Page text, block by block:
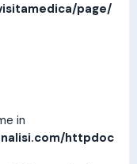
page/
in
httpdoc